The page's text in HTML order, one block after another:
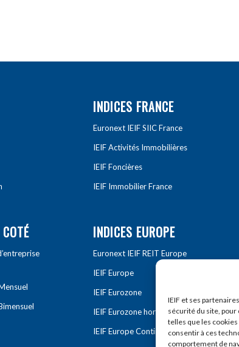
IEIF et ses
sécurité du site,
telles que les
consentir à ces
comportement de
INDICES FRANCE
Euronext IEIF SIIC France
IEIF Activités Immobilières
IEIF Foncières
IEIF Immobilier France
INDICES EUROPE
Euronext IEIF REIT Europe
IEIF Europe
IEIF Eurozone
IEIF Eurozone hors France
IEIF Europe Continentale